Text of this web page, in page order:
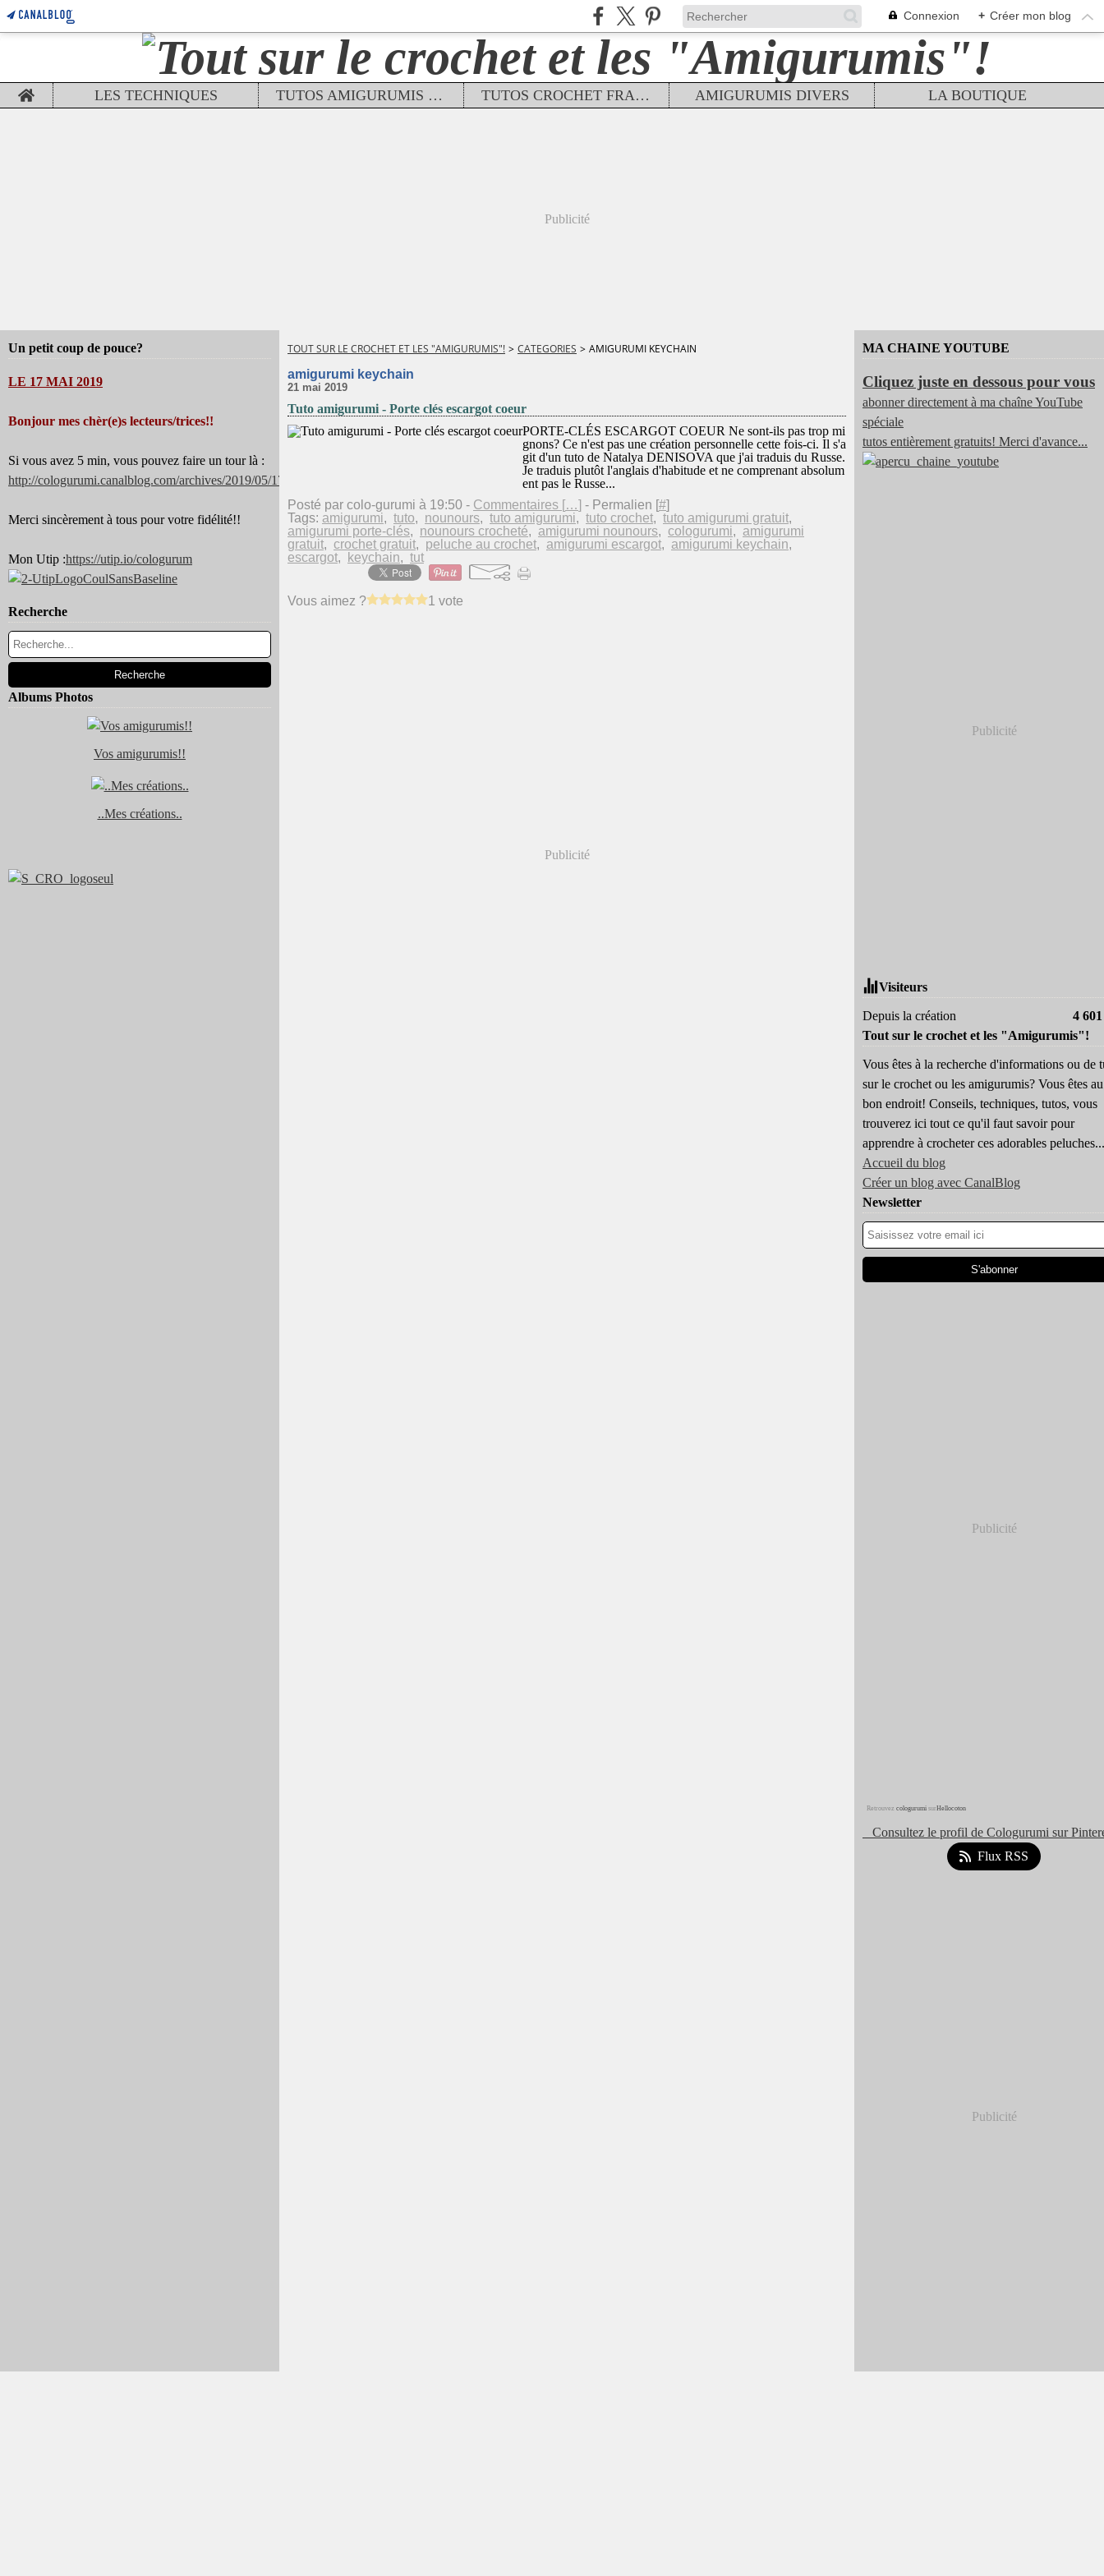
Connexion + Créer mon blog
Home LES TECHNIQUES TUTOS AMIGURUMIS FRANÇAIS TUTOS CROCHET FRANÇAIS AMIGURUMIS DIVERS LA BOUTIQUE
Publicité
Un petit coup de pouce?
LE 17 MAI 2019
Bonjour mes chèr(e)s lecteurs/trices!!
Si vous avez 5 min, vous pouvez faire un tour là :
http://cologurumi.canalblog.com/archives/2019/05/17/37344180.html
Merci sincèrement à tous pour votre fidélité!!
Mon Utip :https://utip.io/cologurum
Recherche
Albums Photos
Vos amigurumis!!
..Mes créations..
TOUT SUR LE CROCHET ET LES "AMIGURUMIS"! > CATEGORIES > AMIGURUMI KEYCHAIN
amigurumi keychain
21 mai 2019
Tuto amigurumi - Porte clés escargot coeur
PORTE-CLÉS ESCARGOT COEUR Ne sont-ils pas trop mi
gnons? Ce n'est pas une création personnelle cette fois-ci. Il s'a
git d'un tuto de Natalya DENISOVA que j'ai traduis du Russe.
Je traduis plutôt l'anglais d'habitude et ne comprenant absolum
ent pas le Russe...
Posté par colo-gurumi à 19:50 - Commentaires […] - Permalien [#]
Tags: amigurumi, tuto, nounours, tuto amigurumi, tuto crochet, tuto amigurumi gratuit,
amigurumi porte-clés, nounours crocheté, amigurumi nounours, cologurumi, amigurumi
gratuit, crochet gratuit, peluche au crochet, amigurumi escargot, amigurumi keychain,
escargot, keychain, tut
Vous aimez ? 1 vote
Publicité
MA CHAINE YOUTUBE
Cliquez juste en dessous pour vous
abonner directement à ma chaîne YouTube
spéciale
tutos entièrement gratuits! Merci d'avance...
Publicité
Visiteurs
Depuis la création
4
Tout sur le crochet et les "Amigurumis"!
Vous êtes à la recherche d'informations ou de
sur le crochet ou les amigurumis? Vous êtes au
bon endroit! Conseils, techniques, tutos, vous
trouverez ici tout ce qu'il faut savoir pour
apprendre à crocheter ces adorables peluches...
Accueil du blog
Créer un blog avec CanalBlog
Newsletter
Publicité
Retrouvez cologurumi surHellocoton
Consultez le profil de Cologurumi sur
Flux RSS
Publicité